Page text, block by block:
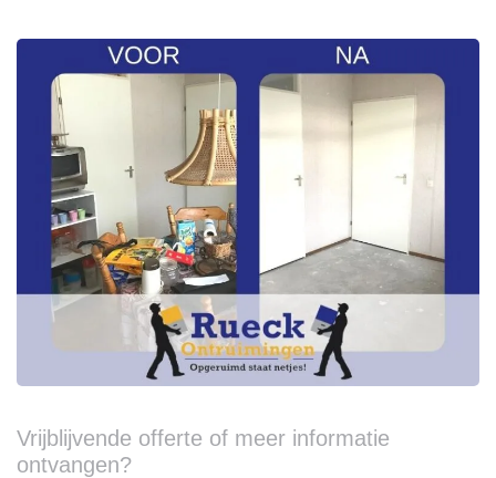
Vrijblijvende offerte of meer informatie
ontvangen?